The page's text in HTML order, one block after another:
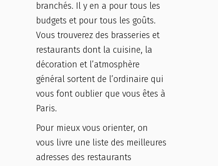
branchés. Il y en a pour tous les
budgets et pour tous les goûts.
Vous trouverez des brasseries et
restaurants dont la cuisine, la
décoration et l’atmosphère
général sortent de l’ordinaire qui
vous font oublier que vous êtes à
Paris.
Pour mieux vous orienter, on
vous livre une liste des meilleures
adresses des restaurants